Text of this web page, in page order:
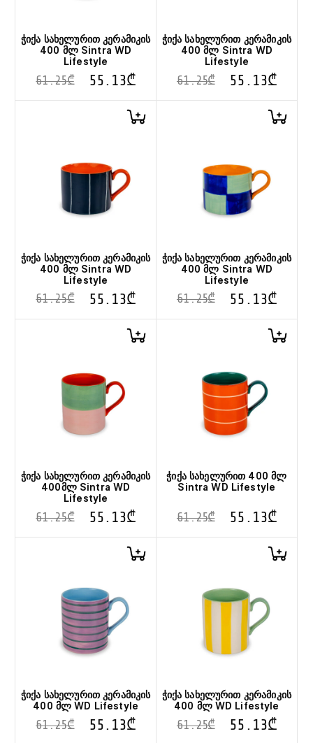
ჭიქა სახელურით კერამიკის
400 მლ Sintra WD
Lifestyle
61.25₾ 55.13₾
ჭიქა სახელურით კერამიკის
400 მლ Sintra WD
Lifestyle
61.25₾ 55.13₾
ჭიქა სახელურით კერამიკის
400 მლ Sintra WD
Lifestyle
61.25₾ 55.13₾
ჭიქა სახელურით კერამიკის
400 მლ Sintra WD
Lifestyle
61.25₾ 55.13₾
ჭიქა სახელურით კერამიკის
400მლ Sintra WD
Lifestyle
61.25₾ 55.13₾
ჭიქა სახელურით 400 მლ
Sintra WD Lifestyle
61.25₾ 55.13₾
ჭიქა სახელურით კერამიკის
400 მლ WD Lifestyle
61.25₾ 55.13₾
ჭიქა სახელურით კერამიკის
400 მლ WD Lifestyle
61.25₾ 55.13₾